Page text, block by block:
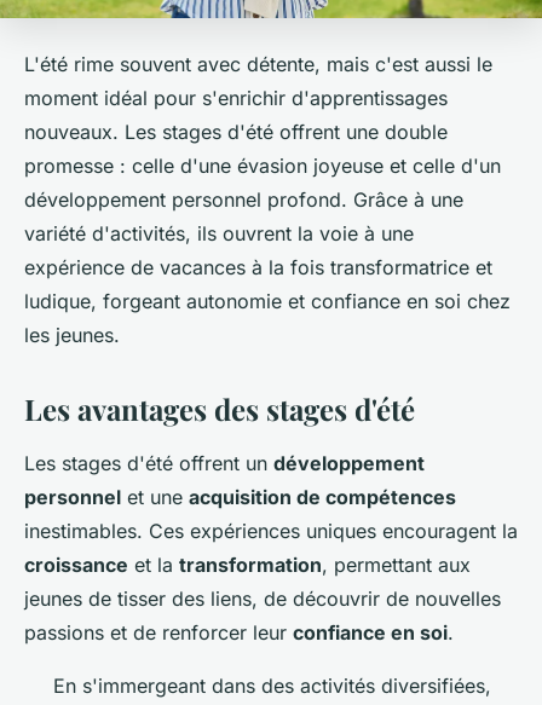
L'été rime souvent avec détente, mais c'est aussi le
moment idéal pour s'enrichir d'apprentissages
nouveaux. Les stages d'été offrent une double
promesse : celle d'une évasion joyeuse et celle d'un
développement personnel profond. Grâce à une
variété d'activités, ils ouvrent la voie à une
expérience de vacances à la fois transformatrice et
ludique, forgeant autonomie et confiance en soi chez
les jeunes.
Les avantages des stages d'été
Les stages d'été offrent un développement
personnel et une acquisition de compétences
inestimables. Ces expériences uniques encouragent la
croissance et la transformation, permettant aux
jeunes de tisser des liens, de découvrir de nouvelles
passions et de renforcer leur confiance en soi.
En s'immergeant dans des activités diversifiées,